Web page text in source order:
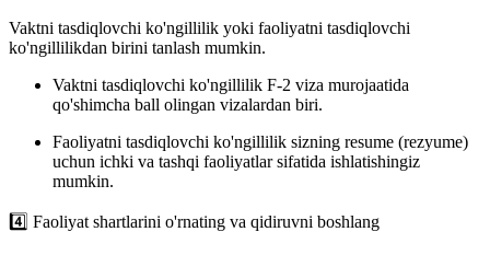
Vaktni tasdiqlovchi ko'ngillilik yoki faoliyatni tasdiqlovchi
ko'ngillilikdan birini tanlash mumkin.
Vaktni tasdiqlovchi ko'ngillilik F-2 viza murojaatida
qo'shimcha ball olingan vizalardan biri.
Faoliyatni tasdiqlovchi ko'ngillilik sizning resume (rezyume)
uchun ichki va tashqi faoliyatlar sifatida ishlatishingiz
mumkin.
4️⃣ Faoliyat shartlarini o'rnating va qidiruvni boshlang